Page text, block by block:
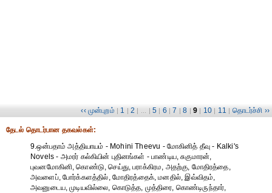
‹‹ முன்புறம் | 1 | 2 | ... | 5 | 6 | 7 | 8 | 9 | 10 | 11 | தொடர்ச்சி ››
தேட‌ல் தொட‌ர்பான தகவ‌ல்க‌ள்:
9.ஒன்பதாம் அத்தியாயம் - Mohini Theevu - மோகினித் தீவு - Kalki's
Novels - அமரர் கல்கியின் புதினங்கள் - பாண்டிய, சுகுமாரன்,
புவனமோகினி, கொண்டு, செய்து, பராக்கிரம, அதற்கு, மோதிரத்தை,
அவளைப், போர்க்களத்தில், மோதிரத்தைக், மனதில், இவ்விதம்,
அவனுடைய, முடியவில்லை, கொடுத்த, முத்திரை, கொண்டிருந்தார்,